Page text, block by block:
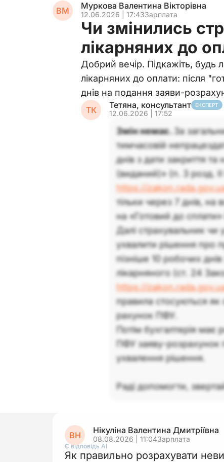
ВМ Муркова Валентина Вікторівна
12.06.2026 | 17:43Зарплата
Чи змінились
лікарняних до
Добрий вечір. Підкажіть, будь
лікарняних до оплати: після
днів на подання заяви-
ТК Тетяна, консультант ЕКСПЕРТ
12.06.2026 | 17:52
Змін немає. За
тимчасовій
днів з дати закриття
(виданий)» (п. 3 розд.
https://
тільки через 7 днів,
на «Готовий до
Далі страхувальник
ухвалити рішення про
пізніше 10 робочих
лікарняного (ст. 24
https://
правила стосуються як
рахунок ПФУ.
Потім бухгалтерія має
ПФУ заяву-розрахунок
ухвалення рішення.
Раді допомогти,
ВН Нікуліна Валентина Дмитріївна
08.08.2026 | 11:04Зарплата
Є відповідь АІ
Як правильно розрахувати